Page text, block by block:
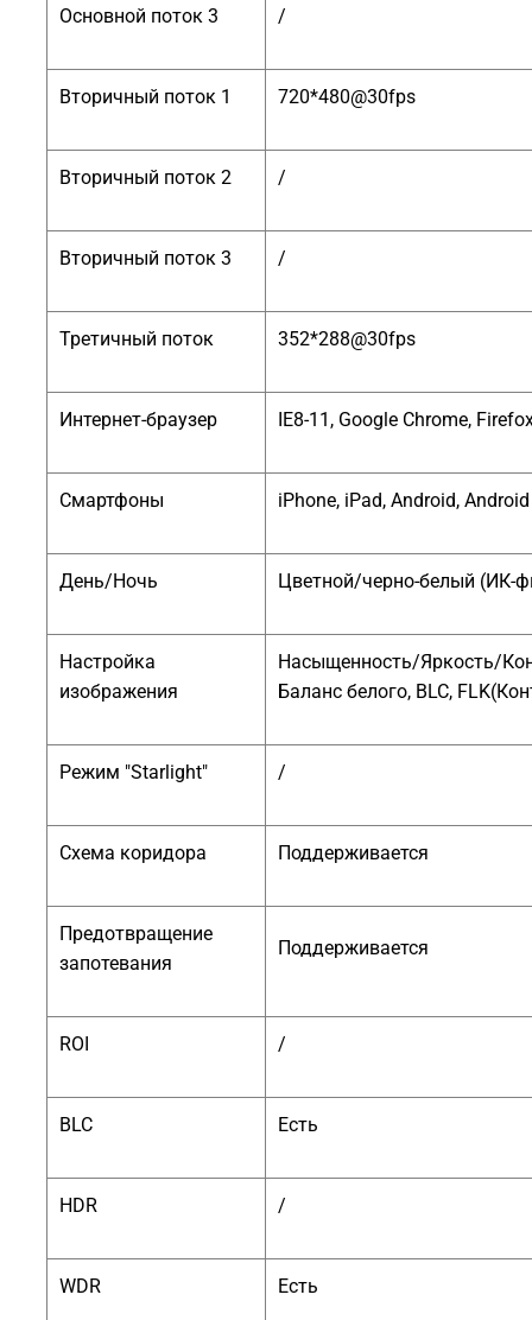
Основной поток 3 /
Вторичный поток 1 720*480@30fps
Вторичный поток 2 /
Вторичный поток 3 /
Третичный поток 352*288@30fps
Интернет-браузер IE8-11, Google Chrome,
Смартфоны iPhone, iPad, Android,
День/Ночь Цветной/черно-белый (ИК-
Настройка
изображения
Насыщенность/Яркость/
Баланс белого, BLC,
Режим "Starlight" /
Схема коридора Поддерживается
Предотвращение
запотевания
Поддерживается
ROI /
BLC Есть
HDR /
WDR Есть